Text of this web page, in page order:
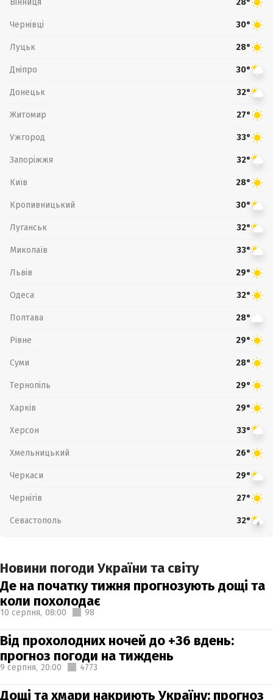
28°
Чернівці 30°
Луцьк 28°
Дніпро 30°
Донецьк 32°
Житомир 27°
Ужгород 33°
Запоріжжя 32°
Київ 28°
Кропивницький 30°
Луганськ 32°
Миколаїв 33°
Львів 29°
Одеса 32°
Полтава 28°
Рівне 29°
Суми 28°
Тернопіль 29°
Харків 29°
Херсон 33°
Хмельницький 26°
Черкаси 29°
Чернігів 27°
Севастополь 32°
Новини погоди України та світу
Де на початку тижня прогнозують дощі та
коли похолодає
10 серпня, 08:00 98
Від прохолодних ночей до +36 вдень:
прогноз погоди на тиждень
9 серпня, 20:00 4773
Дощі та хмари накриють Україну: прогноз